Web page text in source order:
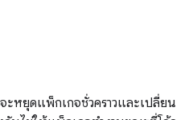
ะหยุดแพ็กเกจชั่วคราวและเปลี่ยน